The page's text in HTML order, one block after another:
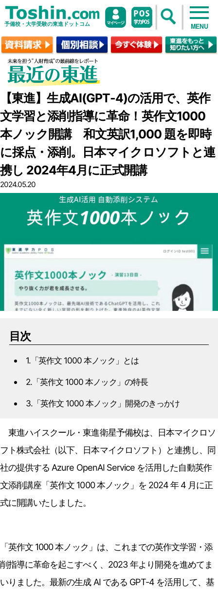
予備校・大学受験の東進ドットコム MENU
【東進】生成AI(GPT-4)の活用で、英作
文学習と添削指導に革命！英作文1000
本ノック開講 和文英訳1,000 題を即時
に採点・添削。日本マイクロソフトと連
携し 2024年4月に正式開講
2024.05.20
目次
1.「英作文 1000 本ノック」とは
2.「英作文 1000 本ノック」の特長
3.「英作文 1000 本ノック」開発のきっかけ
東進ハイスクール・東進衛星予備校は、日本マイクロソ
フト株式会社（以下、日本マイクロソフト）と連携し、同
社の提供する Azure OpenAI Service を活用した自動英作
文添削講座「英作文 1000 本ノック」を 2024 年 4 月に正
式に開講いたしました。
「英作文 1000 本ノック」は、これまでの英作文学習・添
削指導に革命を起こすべく、2023 年より開発を進めてま
いりました。最新の生成 AI である GPT-4 を活用して、基